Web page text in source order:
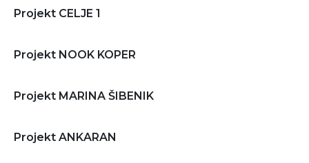
Projekt CELJE 1
Projekt NOOK KOPER
Projekt MARINA ŠIBENIK
Projekt ANKARAN